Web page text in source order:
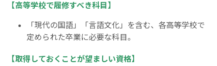
【高等学校で履修すべき科目】
「現代の国語」「言語文化」を含む、各高等学校で
定められた卒業に必要な科目。
【取得しておくことが望ましい資格】